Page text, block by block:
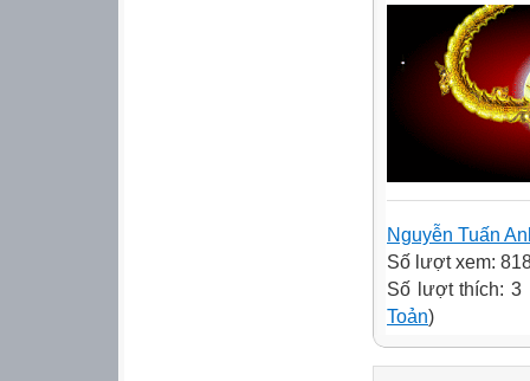
Nguyễn Tuấn
Số lượt xem:
Số lượt thích: 3
Toản)